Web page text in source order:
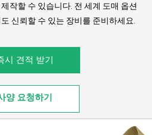
작할 수 있습니다. 전 세계 도매 옵션
신뢰할 수 있는 장비를 준비하세요.
시 견적 받기
양 요청하기